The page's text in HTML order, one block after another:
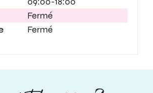
Fermé
Fermé